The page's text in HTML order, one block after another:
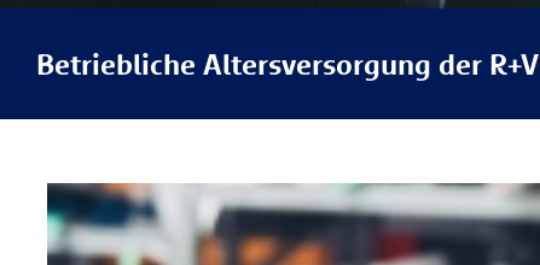
Betriebliche Altersversorgung der R+V